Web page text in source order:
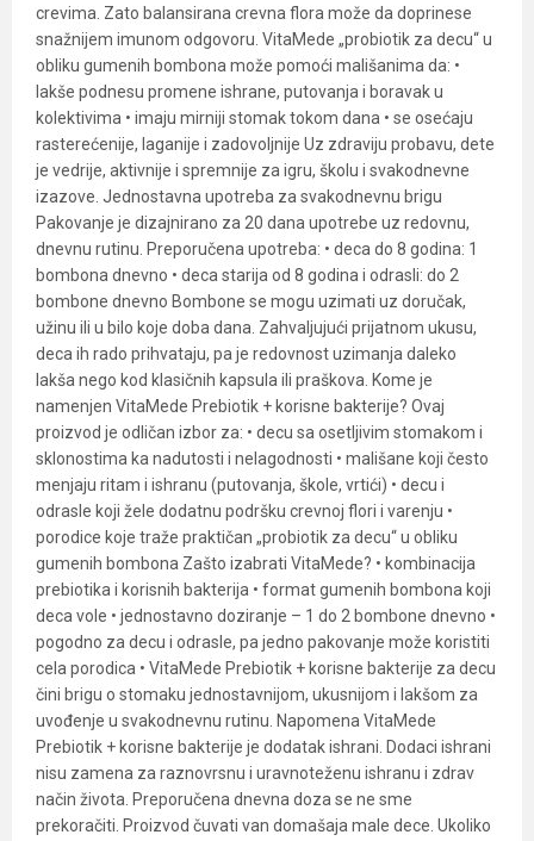
crevima. Zato balansirana crevna flora može da doprinese
snažnijem imunom odgovoru. VitaMede „probiotik za decu“ u
obliku gumenih bombona može pomoći mališanima da: •
lakše podnesu promene ishrane, putovanja i boravak u
kolektivima • imaju mirniji stomak tokom dana • se osećaju
rasterećenije, laganije i zadovoljnije Uz zdraviju probavu, dete
je vedrije, aktivnije i spremnije za igru, školu i svakodnevne
izazove. Jednostavna upotreba za svakodnevnu brigu
Pakovanje je dizajnirano za 20 dana upotrebe uz redovnu,
dnevnu rutinu. Preporučena upotreba: • deca do 8 godina: 1
bombona dnevno • deca starija od 8 godina i odrasli: do 2
bombone dnevno Bombone se mogu uzimati uz doručak,
užinu ili u bilo koje doba dana. Zahvaljujući prijatnom ukusu,
deca ih rado prihvataju, pa je redovnost uzimanja daleko
lakša nego kod klasičnih kapsula ili praškova. Kome je
namenjen VitaMede Prebiotik + korisne bakterije? Ovaj
proizvod je odličan izbor za: • decu sa osetljivim stomakom i
sklonostima ka nadutosti i nelagodnosti • mališane koji često
menjaju ritam i ishranu (putovanja, škole, vrtići) • decu i
odrasle koji žele dodatnu podršku crevnoj flori i varenju •
porodice koje traže praktičan „probiotik za decu“ u obliku
gumenih bombona Zašto izabrati VitaMede? • kombinacija
prebiotika i korisnih bakterija • format gumenih bombona koji
deca vole • jednostavno doziranje – 1 do 2 bombone dnevno •
pogodno za decu i odrasle, pa jedno pakovanje može koristiti
cela porodica • VitaMede Prebiotik + korisne bakterije za decu
čini brigu o stomaku jednostavnijom, ukusnijom i lakšom za
uvođenje u svakodnevnu rutinu. Napomena VitaMede
Prebiotik + korisne bakterije je dodatak ishrani. Dodaci ishrani
nisu zamena za raznovrsnu i uravnoteženu ishranu i zdrav
način života. Preporučena dnevna doza se ne sme
prekoračiti. Proizvod čuvati van domašaja male dece. Ukoliko